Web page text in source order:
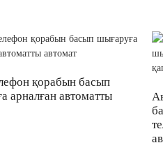
қорабын басып
арналған автоматты